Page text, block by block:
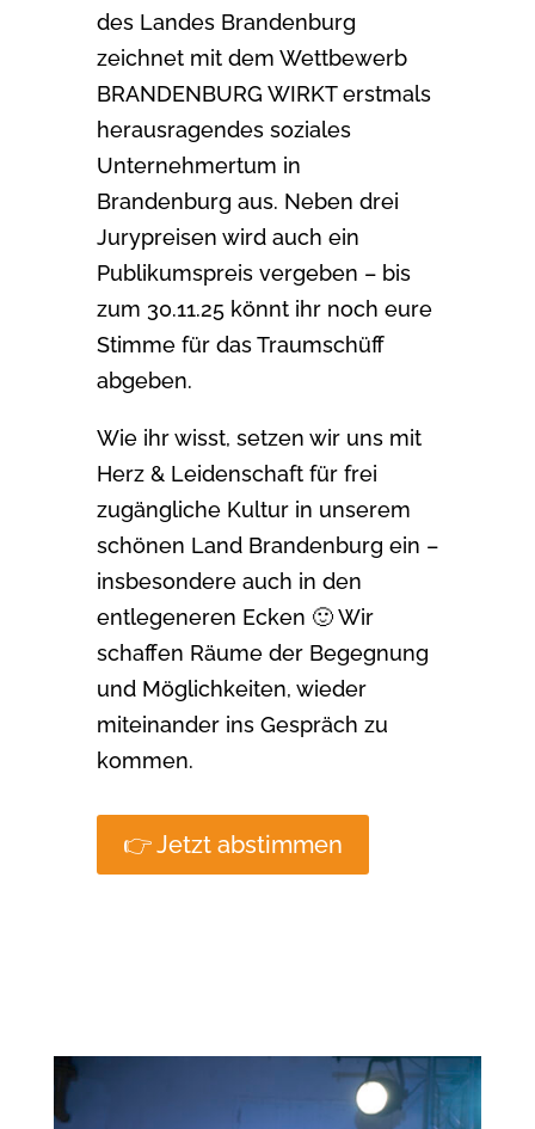
des Landes Brandenburg
zeichnet mit dem Wettbewerb
BRANDENBURG WIRKT erstmals
herausragendes soziales
Unternehmertum in
Brandenburg aus. Neben drei
Jurypreisen wird auch ein
Publikumspreis vergeben – bis
zum 30.11.25 könnt ihr noch eure
Stimme für das Traumschüff
abgeben.
Wie ihr wisst, setzen wir uns mit
Herz & Leidenschaft für frei
zugängliche Kultur in unserem
schönen Land Brandenburg ein –
insbesondere auch in den
entlegeneren Ecken 🙂 Wir
schaffen Räume der Begegnung
und Möglichkeiten, wieder
miteinander ins Gespräch zu
kommen.
👉 Jetzt abstimmen